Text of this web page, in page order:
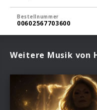
Bestellnummer
00602567703600
Weitere Musik von